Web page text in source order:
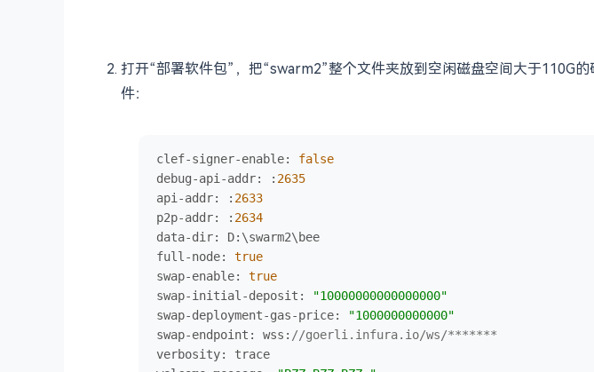
打开“部署软件包”，把“swarm2”整个文件夹放到空闲磁盘空间大于110G
件：
clef-signer-enable: false
debug-api-addr: : 2635
api-addr: : 2633
p2p-addr: : 2634
data-dir: D:\swarm2\bee
full-node: true
swap-enable: true
swap-initial-deposit :
"10000000000000000"
swap-deployment-gas-price:
"1000000000000"
swap-endpoint : wss : //goerli.infura.io/ws/*******
verbosity: trace